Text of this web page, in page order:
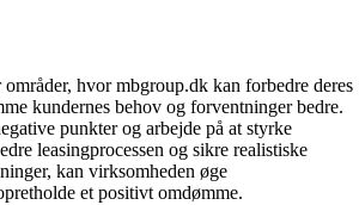
hvor mbgroup.dk kan forbedre deres
kundernes behov og forventninger bedre.
punkter og arbejde på at styrke
leasingprocessen og sikre realistiske
kan virksomheden øge
et positivt omdømme.